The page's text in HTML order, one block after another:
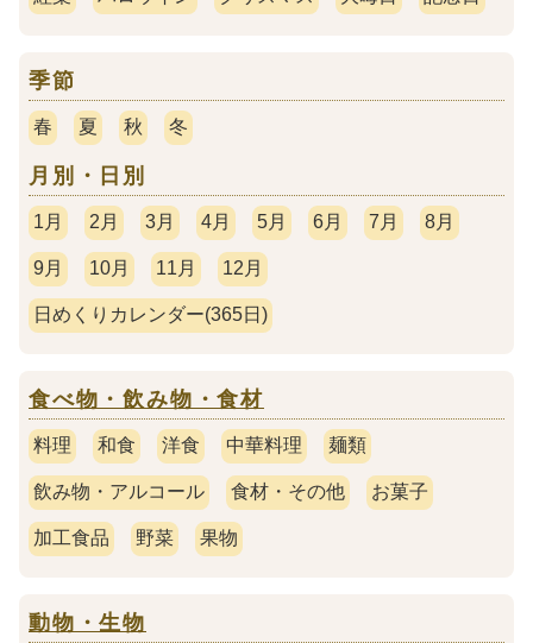
季節
春 夏 秋 冬
月別・日別
1月 2月 3月 4月 5月 6月 7月 8月
9月 10月 11月 12月
日めくりカレンダー(365日)
食べ物・飲み物・食材
料理 和食 洋食 中華料理 麺類
飲み物・アルコール 食材・その他 お菓子
加工食品 野菜 果物
動物・生物